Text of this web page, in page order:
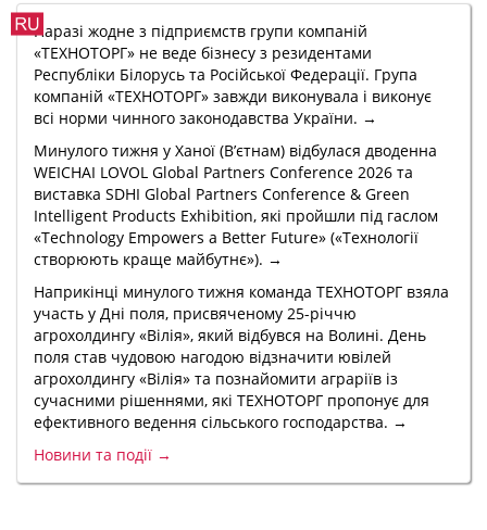
Наразі жодне з підприємств групи компаній
«ТЕХНОТОРГ» не веде бізнесу з резидентами
Республіки Білорусь та Російської Федерації. Група
компаній «ТЕХНОТОРГ» завжди виконувала і виконує
всі норми чинного законодавства України. →
Минулого тижня у Ханої (В’єтнам) відбулася дводенна
WEICHAI LOVOL Global Partners Conference 2026 та
виставка SDHI Global Partners Conference & Green
Intelligent Products Exhibition, які пройшли під гаслом
«Technology Empowers a Better Future» («Технології
створюють краще майбутнє»). →
Наприкінці минулого тижня команда ТЕХНОТОРГ взяла
участь у Дні поля, присвяченому 25-річчю
агрохолдингу «Вілія», який відбувся на Волині. День
поля став чудовою нагодою відзначити ювілей
агрохолдингу «Вілія» та познайомити аграріїв із
сучасними рішеннями, які ТЕХНОТОРГ пропонує для
ефективного ведення сільського господарства. →
Новини та події →